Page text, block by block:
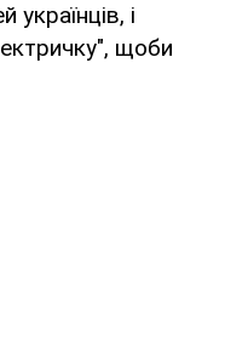
українців, і
щоби